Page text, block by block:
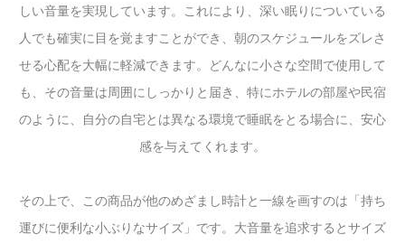
しい音量を実現しています。これにより、深い眠りについている
人でも確実に目を覚ますことができ、朝のスケジュールをズレさ
せる心配を大幅に軽減できます。どんなに小さな空間で使用して
も、その音量は周囲にしっかりと届き、特にホテルの部屋や民宿
のように、自分の自宅とは異なる環境で睡眠をとる場合に、安心
感を与えてくれます。
その上で、この商品が他のめざまし時計と一線を画すのは「持ち
運びに便利な小ぶりなサイズ」です。大音量を追求するとサイズ